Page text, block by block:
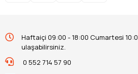
Haftaiçi 09:00 - 18:00 Cumartesi
ulaşabilirsiniz.
0 552 714 57 90